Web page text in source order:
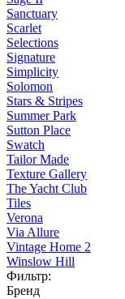
Sanctuary
Scarlet
Selections
Signature
Simplicity
Solomon
Stars & Stripes
Summer Park
Sutton Place
Swatch
Tailor Made
Texture Gallery
The Yacht Club
Tiles
Verona
Via Allure
Vintage Home 2
Winslow Hill
Фильтр:
Бренд